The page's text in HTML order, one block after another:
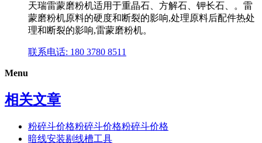
天瑞雷蒙磨粉机适用于重晶石、方解石、钾长石、。雷
蒙磨粉机原料的硬度和断裂的影响,处理原料后配件热处
理和断裂的影响,雷蒙磨粉机。
联系电话: 180 3780 8511
Menu
相关文章
粉碎斗价格粉碎斗价格粉碎斗价格
暗线安装剔线槽工具